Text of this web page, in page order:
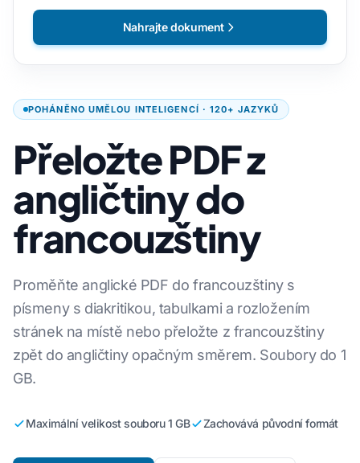
POHÁNĚNO UMĚLOU INTELIGENCÍ · 120+ JAZYKŮ
Přeložte PDF z
angličtiny do
francouzštiny
Proměňte anglické PDF do francouzštiny s
písmeny s diakritikou, tabulkami a rozložením
stránek na místě nebo přeložte z francouzštiny
zpět do angličtiny opačným směrem. Soubory do 1
GB.
Maximální velikost souboru 1 GB Zachovává původní formát
Nahrajte dokument